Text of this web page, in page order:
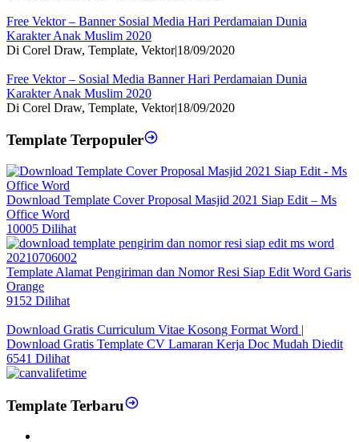
Free Vektor – Banner Sosial Media Hari Perdamaian Dunia
Karakter Anak Muslim 2020
Di Corel Draw, Template, Vektor|18/09/2020
Free Vektor – Sosial Media Banner Hari Perdamaian Dunia
Karakter Anak Muslim 2020
Di Corel Draw, Template, Vektor|18/09/2020
Template Terpopuler
Download Template Cover Proposal Masjid 2021 Siap Edit – Ms
Office Word
10005 Dilihat
Template Alamat Pengiriman dan Nomor Resi Siap Edit Word Garis
Orange
9152 Dilihat
Download Gratis Curriculum Vitae Kosong Format Word |
Download Gratis Template CV Lamaran Kerja Doc Mudah Diedit
6541 Dilihat
Template Terbaru